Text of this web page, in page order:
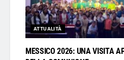
ATTUALITÀ
MESSICO 2026: UNA VISITA